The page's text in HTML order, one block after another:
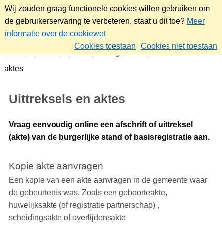
Wij zouden graag functionele cookies willen gebruiken om
de gebruikerservaring te verbeteren, staat u dit toe? Meer
informatie over de cookiewet
Cookies toestaan
Cookies niet toestaan
Wonen Burgerzaken
Uittreksels en
aktes
Uittreksels en aktes
Vraag eenvoudig online een afschrift of uittreksel
(akte) van de burgerlijke stand of basisregistratie aan.
Kopie akte aanvragen
Een kopie van een akte aanvragen in de gemeente waar
de gebeurtenis was. Zoals een geboorteakte,
huwelijksakte (of registratie partnerschap) ,
scheidingsakte of overlijdensakte